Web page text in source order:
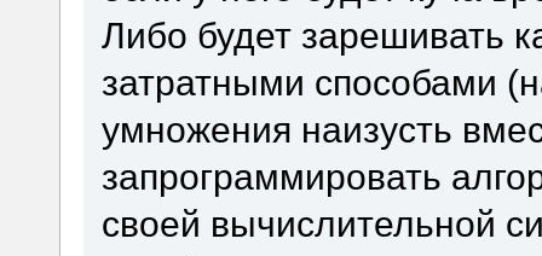
Либо будет зарешивать
затратными способами
умножения наизусть
запрограммировать
своей вычислительной